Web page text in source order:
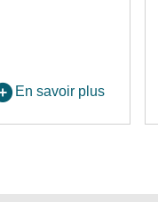
En savoir plus